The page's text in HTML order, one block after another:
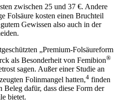
zwischen 25 und 37 €. Andere
Folsäure kosten einen Bruchteil
Gewissen also auch in der
„Premium-Folsäureform
als Besonderheit von Femibion®
sagen. Außer einer Studie an
Folinmangel hatten,4 finden
dafür, dass diese Form der
bietet.